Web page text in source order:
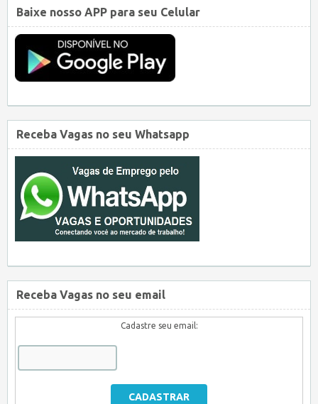
Baixe nosso APP para seu Celular
Receba Vagas no seu Whatsapp
Receba Vagas no seu email
Cadastre seu email: